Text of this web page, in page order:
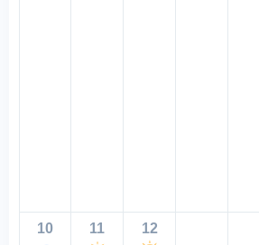
10 11 12